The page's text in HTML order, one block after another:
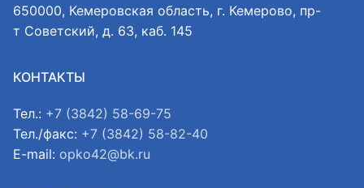
650000, Кемеровская область, г. Кемерово, пр-
т Советский, д. 63, каб. 145
КОНТАКТЫ
Тел.: +7 (3842) 58-69-75
Тел./факс: +7 (3842) 58-82-40
E-mail: opko42@bk.ru